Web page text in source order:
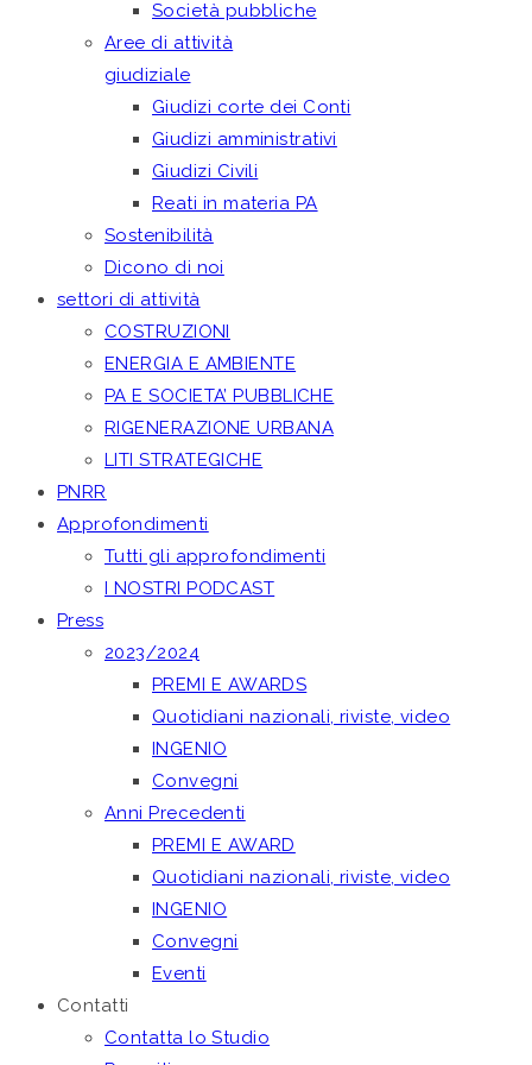
Società pubbliche
Aree di attività
giudiziale
Giudizi corte dei Conti
Giudizi amministrativi
Giudizi Civili
Reati in materia PA
Sostenibilità
Dicono di noi
settori di attività
COSTRUZIONI
ENERGIA E AMBIENTE
PA E SOCIETA’ PUBBLICHE
RIGENERAZIONE URBANA
LITI STRATEGICHE
PNRR
Approfondimenti
Tutti gli approfondimenti
I NOSTRI PODCAST
Press
2023/2024
PREMI E AWARDS
Quotidiani nazionali, riviste, video
INGENIO
Convegni
Anni Precedenti
PREMI E AWARD
Quotidiani nazionali, riviste, video
INGENIO
Convegni
Eventi
Contatti
Contatta lo Studio